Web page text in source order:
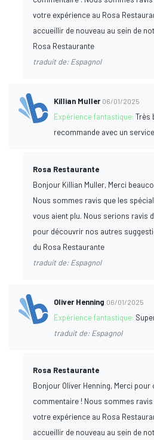
votre expérience au Rosa
accueillir de nouveau au sein de
Rosa Restaurante
traduit de: Espagnol
Killian Muller 06/01/2025
Expérience fantastique:Très
recommande avec un
Rosa Restaurante
Bonjour Killian Muller, Merci
Nous sommes ravis que les
vous aient plu. Nous serions ravis
pour découvrir nos autres
du Rosa Restaurante
traduit de: Espagnol
Oliver Henning 06/01/2025
Expérience fantastique:
traduit de: Espagnol
Rosa Restaurante
Bonjour Oliver Henning, Merci
commentaire ! Nous sommes
votre expérience au Rosa
accueillir de nouveau au sein de